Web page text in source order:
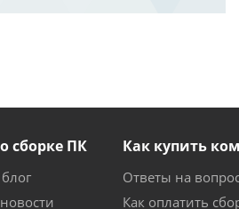
сборке ПК Как купить
Ответы на
Как оплатить